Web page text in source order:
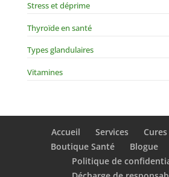
Stress et déprime
Thyroïde en santé
Types glandulaires
Vitamines
Accueil Services Cures
Boutique Santé
Blogue
Politique de